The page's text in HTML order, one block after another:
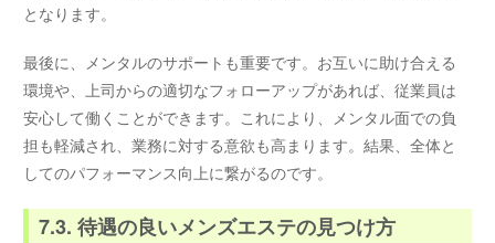
となります。
最後に、メンタルのサポートも重要です。お互いに助け合える
環境や、上司からの適切なフォローアップがあれば、従業員は
安心して働くことができます。これにより、メンタル面での負
担も軽減され、業務に対する意欲も高まります。結果、全体と
してのパフォーマンス向上に繋がるのです。
7.3. 待遇の良いメンズエステの見つけ方